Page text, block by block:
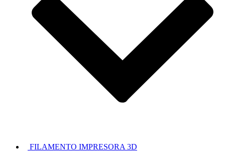
FILAMENTO IMPRESORA 3D